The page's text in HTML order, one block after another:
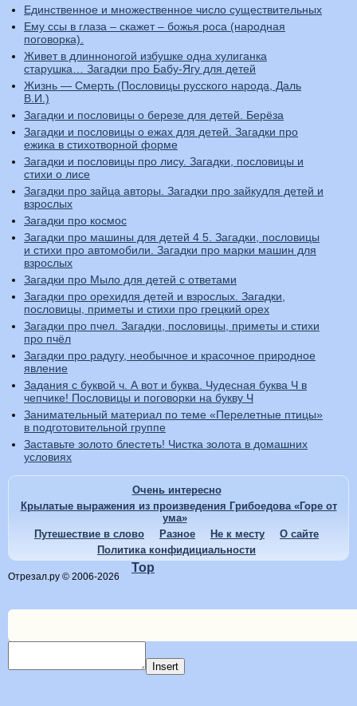
Единственное и множественное число существительных
Ему ссы в глаза – скажет – божья роса (народная
поговорка).
Живет в длинноногой избушке одна хулиганка
старушка… Загадки про Бабу-Ягу для детей
Жизнь — Смерть (Пословицы русского народа, Даль
В.И.)
Загадки и пословицы о березе для детей. Берёза
Загадки и пословицы о ежах для детей. Загадки про
ежика в стихотворной форме
Загадки и пословицы про лису. Загадки, пословицы и
стихи о лисе
Загадки про зайца авторы. Загадки про зайкудля детей и
взрослых
Загадки про космос
Загадки про машины для детей 4 5. Загадки, пословицы
и стихи про автомобили. Загадки про марки машин для
взрослых
Загадки про Мыло для детей с ответами
Загадки про орехидля детей и взрослых. Загадки,
пословицы, приметы и стихи про грецкий орех
Загадки про пчел. Загадки, пословицы, приметы и стихи
про пчёл
Загадки про радугу, необычное и красочное природное
явление
Задания с буквой ч. А вот и буква. Чудесная буква Ч в
чепчике! Пословицы и поговорки на букву Ч
Занимательный материал по теме «Перелетные птицы»
в подготовительной группе
Заставьте золото блестеть! Чистка золота в домашних
условиях
Очень интересно
Крылатые выражения из произведения Грибоедова «Горе от
ума»
Путешествие в слово
Разное Не к месту
О сайте
Политика конфидициальности
Отрезал.ру © 2006-2026
Top
Insert